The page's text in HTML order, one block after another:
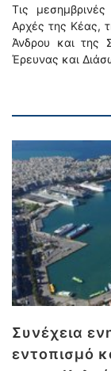
Τις
Αρχές της Κέας,
Άνδρου και της
Έρευνας και
Συνέχεια
εντοπισμό